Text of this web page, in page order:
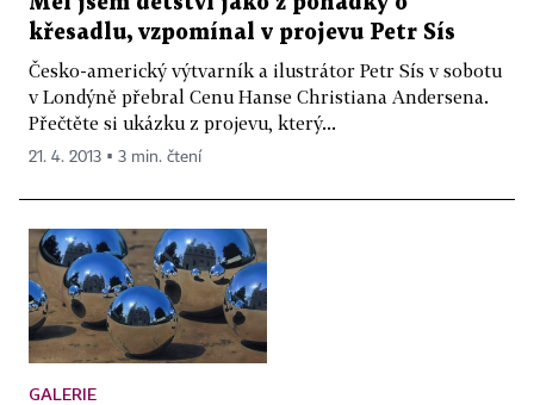
křesadlu, vzpomínal v projevu Petr Sís
Česko-americký výtvarník a ilustrátor Petr Sís v sobotu
v Londýně přebral Cenu Hanse Christiana Andersena.
Přečtěte si ukázku z projevu, který...
21. 4. 2013 ▪ 3 min. čtení
GALERIE